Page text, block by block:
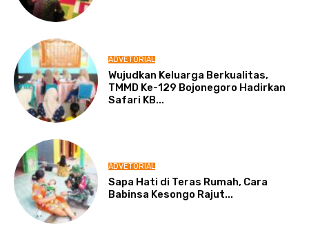
ADVETORIAL
Wujudkan Keluarga Berkualitas,
TMMD Ke-129 Bojonegoro Hadirkan
Safari KB...
ADVETORIAL
Sapa Hati di Teras Rumah, Cara
Babinsa Kesongo Rajut...